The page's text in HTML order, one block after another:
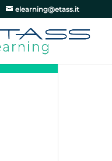
elearning@etass.it